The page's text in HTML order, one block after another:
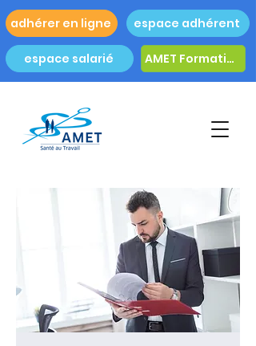
adhérer en ligne espace adhérent
espace salarié AMET Formation